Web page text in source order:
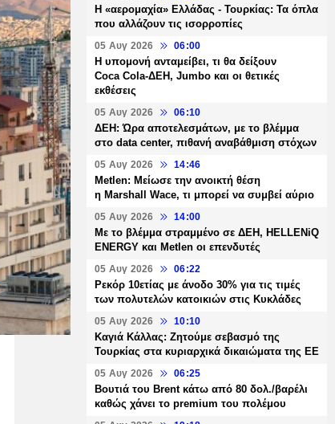
Η «αερομαχία» Ελλάδας - Τουρκίας: Τα όπλα
που αλλάζουν τις ισορροπίες
05 Αυγ 2026 06:00
Η υπομονή ανταμείβει, τι θα δείξουν
Coca Cola-ΔΕΗ, Jumbo και οι θετικές
εκθέσεις
05 Αυγ 2026 06:10
ΔΕΗ: Ώρα αποτελεσμάτων, με το βλέμμα
στο data center, πιθανή αναβάθμιση στόχων
05 Αυγ 2026 14:46
Metlen: Μείωσε την ανοικτή θέση
η Marshall Wace, τι μπορεί να συμβεί αύριο
05 Αυγ 2026 14:00
Με το βλέμμα στραμμένο σε ΔΕΗ, HELLENiQ
ENERGY και Metlen οι επενδυτές
05 Αυγ 2026 06:22
Ρεκόρ 10ετίας με άνοδο 30% για τις τιμές
των πολυτελών κατοικιών στις Κυκλάδες
05 Αυγ 2026 10:10
Καγιά Κάλλας: Ζητούμε σεβασμό της
Τουρκίας στα κυριαρχικά δικαιώματα της ΕΕ
05 Αυγ 2026 06:25
Βουτιά του Brent κάτω από 80 δολ./βαρέλι
καθώς χάνει το premium του πολέμου